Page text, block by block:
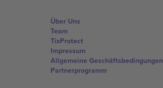
Über Uns
Team
TixProtect
Impressum
Allgemeine Geschäftsbedingungen
Partnerprogramm